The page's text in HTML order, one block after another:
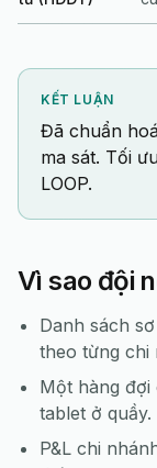
KẾT LUẬN
Đã chuẩn
ma sát. Tối
LOOP.
Vì sao đội
Danh sách
theo từng chi
Một hàng
tablet ở quầy.
P&L chi